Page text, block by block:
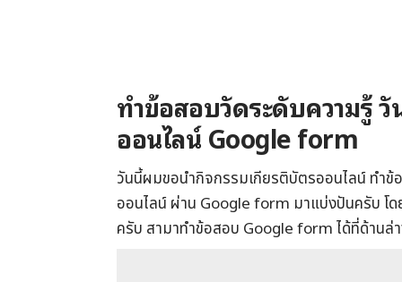
ทำข้อสอบวัดระดับความรู้
ออนไลน์ Google form
วันนี้ผมขอนำกิจกรรมเกียรติบัตรออนไลน์ ทำ
ออนไลน์ ผ่าน Google form มาแบ่งปันครับ โ
ครับ สามาทำข้อสอบ Google form ได้ที่ด้านล่